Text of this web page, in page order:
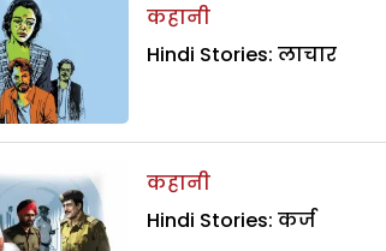
कहानी
Hindi Stories: लाचार
कहानी
Hindi Stories: कर्ज